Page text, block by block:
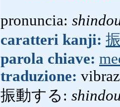
pronuncia:
caratteri kanji:
parola chiave:
traduzione:
振動する: